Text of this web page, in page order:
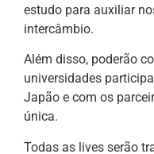
estudo para auxiliar
intercâmbio.
Além disso, poderão
universidades
Japão e com os
única.
Todas as lives serão